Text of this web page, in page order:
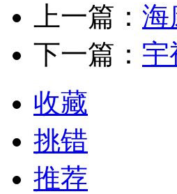
上一篇： 海
下一篇： 宇
收藏
挑错
推荐